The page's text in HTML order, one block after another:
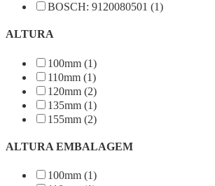
BOSCH: 9120080501 (1)
ALTURA
100mm (1)
110mm (1)
120mm (2)
135mm (1)
155mm (2)
ALTURA EMBALAGEM
100mm (1)